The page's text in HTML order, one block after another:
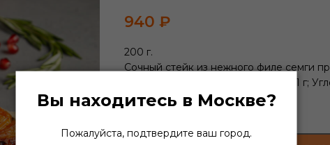
940 ₽
200 г.
Сочный стейк из нежного филе семги
На 100 г. Белки – 21.8 г; Жиры – 14.1 г;
Вы находитесь в Москве?
Пожалуйста, подтвердите ваш город.